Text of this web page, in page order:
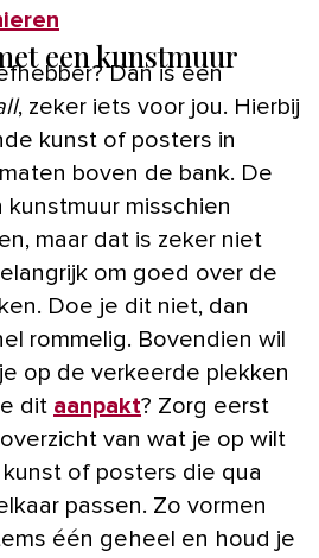
een kunstmuur
Dan is een
, zeker iets voor jou. Hierbij
kunst of posters in
boven de bank. De
kunstmuur misschien
maar dat is zeker niet
om goed over de
Doe je dit niet, dan
rommelig. Bovendien wil
op de verkeerde plekken
dit aanpakt? Zorg eerst
van wat je op wilt
of posters die qua
passen. Zo vormen
één geheel en houd je